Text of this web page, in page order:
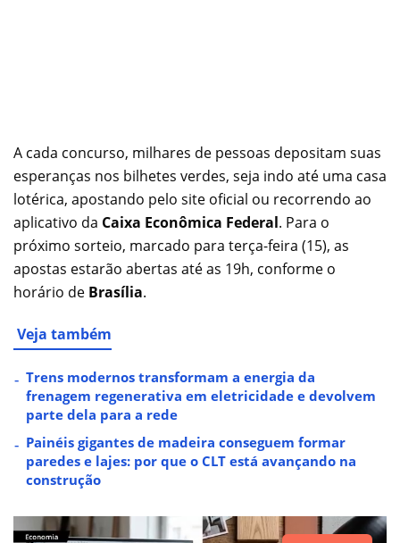
A cada concurso, milhares de pessoas depositam suas
esperanças nos bilhetes verdes, seja indo até uma casa
lotérica, apostando pelo site oficial ou recorrendo ao
aplicativo da Caixa Econômica Federal. Para o
próximo sorteio, marcado para terça-feira (15), as
apostas estarão abertas até as 19h, conforme o
horário de Brasília.
Veja também
Trens modernos transformam a energia da
frenagem regenerativa em eletricidade e devolvem
parte dela para a rede
Painéis gigantes de madeira conseguem formar
paredes e lajes: por que o CLT está avançando na
construção